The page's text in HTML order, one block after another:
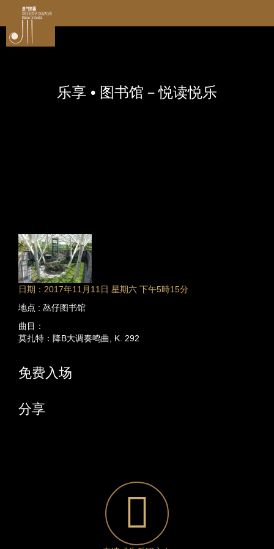
乐享 • 图书馆－悦读悦乐
日期：2017年11月11日 星期六 下午5時15分
地点 : 氹仔图书馆
曲目：
莫扎特：降B大调奏鸣曲, K. 292
免费入场
分享